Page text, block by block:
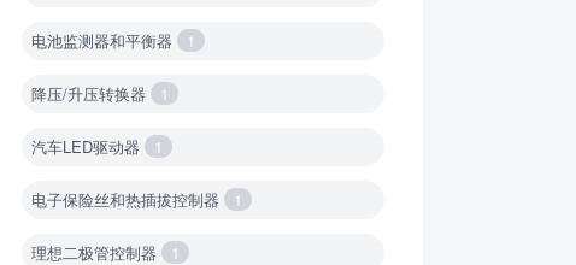
电池监测器和平衡器 1
降压/升压转换器 1
汽车LED驱动器 1
电子保险丝和热插拔控制器 1
理想二极管控制器 1